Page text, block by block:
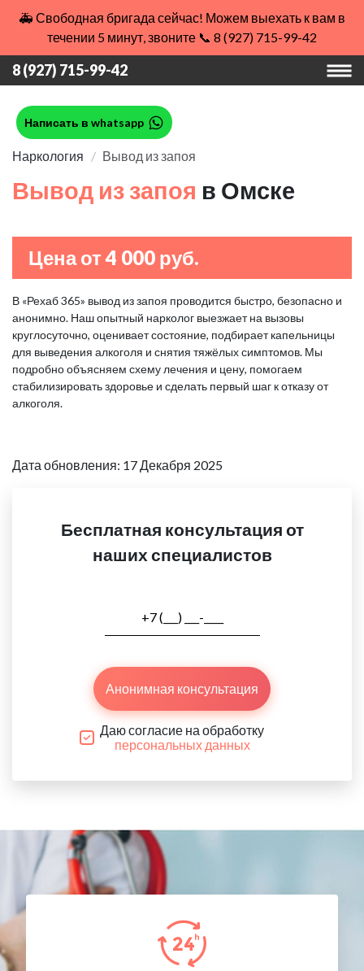
🚑 Свободная бригада сейчас! Можем выехать к вам в
течении 5 минут, звоните 📞 8 (927) 715-99-42
8 (927) 715-99-42
Написать в whatsapp
Наркология Вывод из запоя
Вывод из запоя в Омске
Цена от 4 000 руб.
В «Рехаб 365» вывод из запоя проводится быстро, безопасно и
анонимно. Наш опытный нарколог выезжает на вызовы
круглосуточно, оценивает состояние, подбирает капельницы
для выведения алкоголя и снятия тяжёлых симптомов. Мы
подробно объясняем схему лечения и цену, помогаем
стабилизировать здоровье и сделать первый шаг к отказу от
алкоголя.
Дата обновления: 17 Декабря 2025
Бесплатная консультация от
наших специалистов
Анонимная консультация
Даю согласие на обработку
персональных данных